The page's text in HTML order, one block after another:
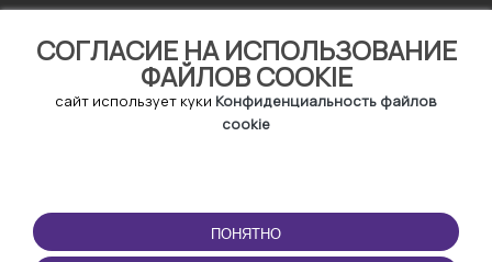
СОГЛАСИЕ НА ИСПОЛЬЗОВАНИЕ
ФАЙЛОВ COOKIE
сайт использует куки Конфиденциальность файлов
cookie
ПОНЯТНО
ЭКСПЛУАТАЦИИ
Условия и положения
ПРИЛОЖЕНИЕ